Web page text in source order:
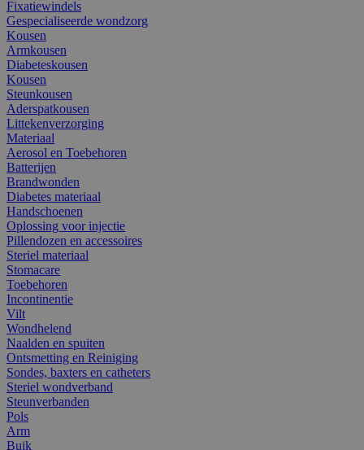
Fixatiewindels
Gespecialiseerde wondzorg
Kousen
Armkousen
Diabeteskousen
Kousen
Steunkousen
Aderspatkousen
Littekenverzorging
Materiaal
Aerosol en Toebehoren
Batterijen
Brandwonden
Diabetes materiaal
Handschoenen
Oplossing voor injectie
Pillendozen en accessoires
Steriel materiaal
Stomacare
Toebehoren
Incontinentie
Vilt
Wondhelend
Naalden en spuiten
Ontsmetting en Reiniging
Sondes, baxters en catheters
Steriel wondverband
Steunverbanden
Pols
Arm
Buik